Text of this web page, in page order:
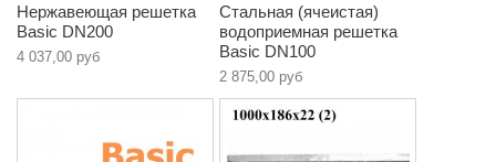
Нержавеющая решетка
Basic DN200
4 037,00 руб
Стальная (ячеистая)
водоприемная решетка
Basic DN100
2 875,00 руб